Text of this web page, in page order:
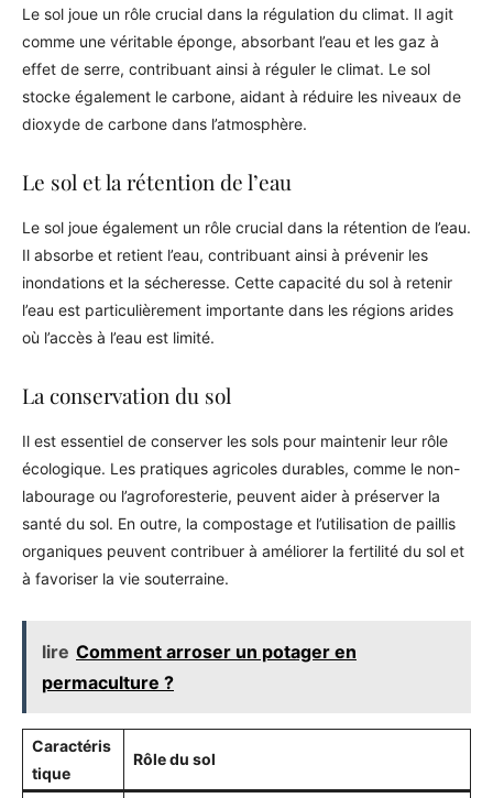
Le sol joue un rôle crucial dans la régulation du climat. Il agit
comme une véritable éponge, absorbant l’eau et les gaz à
effet de serre, contribuant ainsi à réguler le climat. Le sol
stocke également le carbone, aidant à réduire les niveaux de
dioxyde de carbone dans l’atmosphère.
Le sol et la rétention de l’eau
Le sol joue également un rôle crucial dans la rétention de l’eau.
Il absorbe et retient l’eau, contribuant ainsi à prévenir les
inondations et la sécheresse. Cette capacité du sol à retenir
l’eau est particulièrement importante dans les régions arides
où l’accès à l’eau est limité.
La conservation du sol
Il est essentiel de conserver les sols pour maintenir leur rôle
écologique. Les pratiques agricoles durables, comme le non-
labourage ou l’agroforesterie, peuvent aider à préserver la
santé du sol. En outre, la compostage et l’utilisation de paillis
organiques peuvent contribuer à améliorer la fertilité du sol et
à favoriser la vie souterraine.
lire Comment arroser un potager en
permaculture ?
Caractéris
tique
Rôle du sol